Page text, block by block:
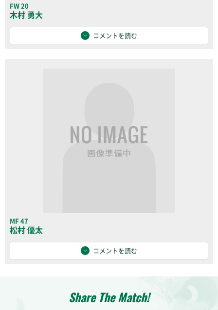
FW 20
木村 勇大
コメントを読む
MF 47
松村 優太
コメントを読む
Share The Match!